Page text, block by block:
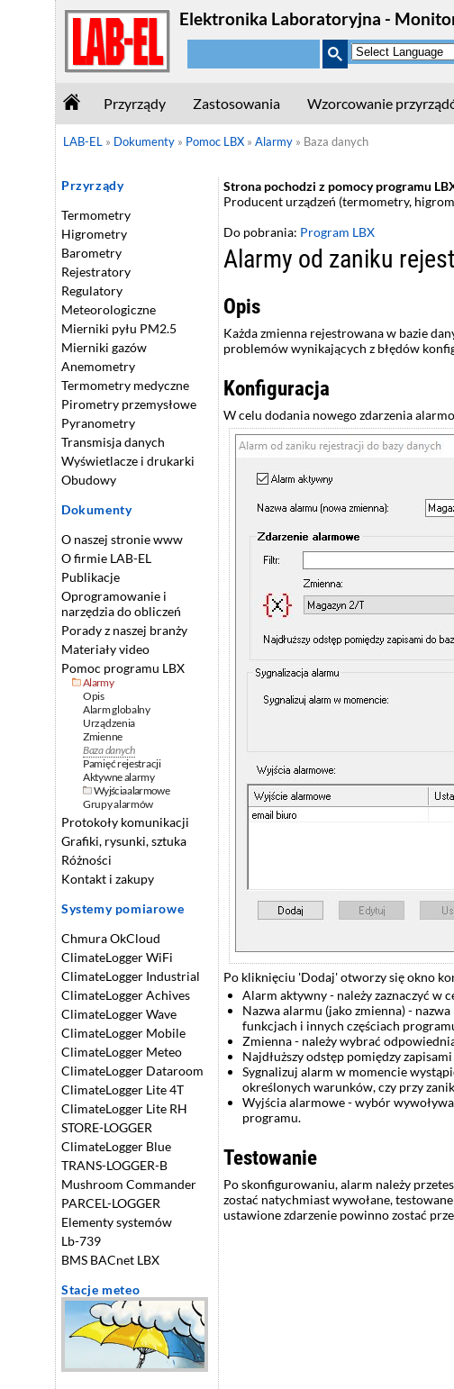
Elektronika Laboratoryjna -
Przyrządy Zastosowania Wzorcowanie
LAB-EL » Dokumenty » Pomoc LBX » Alarmy » Baza danych
Przyrządy
Termometry
Higrometry
Barometry
Rejestratory
Regulatory
Meteorologiczne
Mierniki pyłu PM2.5
Mierniki gazów
Anemometry
Termometry medyczne
Pirometry przemysłowe
Pyranometry
Transmisja danych
Wyświetlacze i drukarki
Obudowy
Dokumenty
O naszej stronie www
O firmie LAB-EL
Publikacje
Oprogramowanie i
narzędzia do obliczeń
Porady z naszej branży
Materiały video
Pomoc programu LBX
Alarmy
Opis
Alarm globalny
Urządzenia
Zmienne
Baza danych
Pamięć rejestracji
Aktywne alarmy
Wyjścia alarmowe
Grupy alarmów
Protokoły komunikacji
Grafiki, rysunki, sztuka
Różności
Kontakt i zakupy
Systemy pomiarowe
Chmura OkCloud
ClimateLogger WiFi
ClimateLogger Industrial
ClimateLogger Achives
ClimateLogger Wave
ClimateLogger Mobile
ClimateLogger Meteo
ClimateLogger Dataroom
ClimateLogger Lite 4T
ClimateLogger Lite RH
STORE-LOGGER
ClimateLogger Blue
TRANS-LOGGER-B
Mushroom Commander
PARCEL-LOGGER
Elementy systemów
Lb-739
BMS BACnet LBX
Stacje meteo
Strona pochodzi z pomocy programu
Producent urządzeń (termometry,
Do pobrania: Program LBX
Alarmy od zaniku
Opis
Każda zmienna rejestrowana w bazie
problemów wynikających z błędów
Konfiguracja
W celu dodania nowego zdarzenia
Po kliknięciu 'Dodaj' otworzy się okno
Alarm aktywny - należy zaznaczyć w
Nazwa alarmu (jako zmienna) -
funkcjach i innych częściach
Zmienna - należy wybrać
Najdłuższy odstęp pomiędzy
Sygnalizuj alarm w momencie
określonych warunków, czy przy
Wyjścia alarmowe - wybór
programu.
Testowanie
Po skonfigurowaniu, alarm należy
zostać natychmiast wywołane,
ustawione zdarzenie powinno zostać